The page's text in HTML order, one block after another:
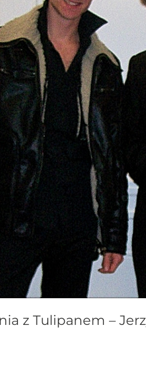
z Tulipanem –